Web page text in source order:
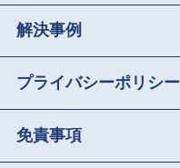
解決事例
プライバシーポリシー
免責事項